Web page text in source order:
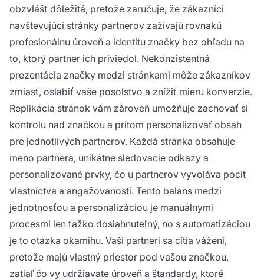
obzvlášť dôležitá, pretože zaručuje, že zákazníci
navštevujúci stránky partnerov zažívajú rovnakú
profesionálnu úroveň a identitu značky bez ohľadu na
to, ktorý partner ich priviedol. Nekonzistentná
prezentácia značky medzi stránkami môže zákazníkov
zmiasť, oslabiť vaše posolstvo a znížiť mieru konverzie.
Replikácia stránok vám zároveň umožňuje zachovať si
kontrolu nad značkou a pritom personalizovať obsah
pre jednotlivých partnerov. Každá stránka obsahuje
meno partnera, unikátne sledovacie odkazy a
personalizované prvky, čo u partnerov vyvoláva pocit
vlastníctva a angažovanosti. Tento balans medzi
jednotnosťou a personalizáciou je manuálnymi
procesmi len ťažko dosiahnuteľný, no s automatizáciou
je to otázka okamihu. Vaši partneri sa cítia vážení,
pretože majú vlastný priestor pod vašou značkou,
zatiaľ čo vy udržiavate úroveň a štandardy, ktoré